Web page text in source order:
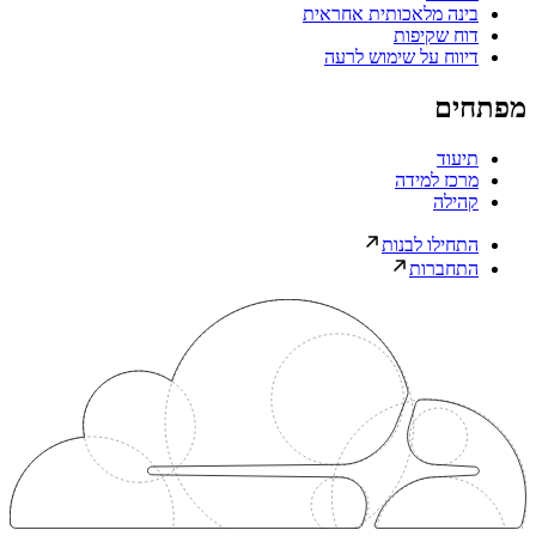
בינה מלאכותית אחראית
דוח שקיפות
דיווח על שימוש לרעה
מפתחים
תיעוד
מרכז למידה
קהילה
התחילו לבנות
התחברות